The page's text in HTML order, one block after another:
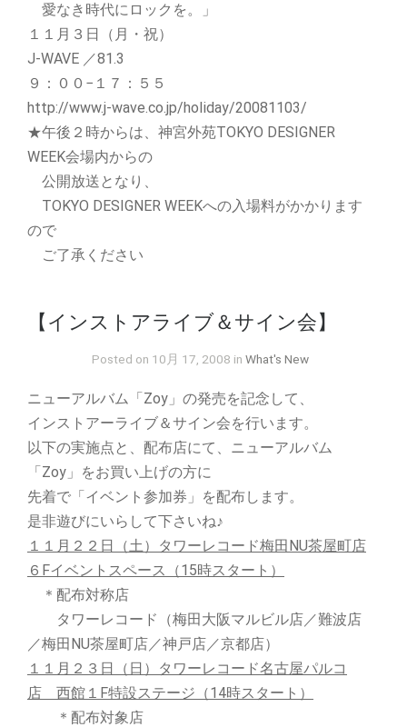
愛なき時代にロックを。」
１１月３日（月・祝）
J-WAVE ／81.3
９：００−１７：５５
http://www.j-wave.co.jp/holiday/20081103/
★午後２時からは、神宮外苑TOKYO DESIGNER
WEEK会場内からの
公開放送となり、
TOKYO DESIGNER WEEKへの入場料がかかります
ので
ご了承ください
【インストアライブ＆サイン会】
Posted on 10月 17, 2008 in What's New
ニューアルバム「Zoy」の発売を記念して、
インストアーライブ＆サイン会を行います。
以下の実施点と、配布店にて、ニューアルバム
「Zoy」をお買い上げの方に
先着で「イベント参加券」を配布します。
是非遊びにいらして下さいね♪
１１月２２日（土）タワーレコード梅田NU茶屋町店
６Fイベントスペース（15時スタート）
＊配布対称店
タワーレコード（梅田大阪マルビル店／難波店
／梅田NU茶屋町店／神戸店／京都店）
１１月２３日（日）タワーレコード名古屋パルコ
店 西館１F特設ステージ（14時スタート）
＊配布対象店